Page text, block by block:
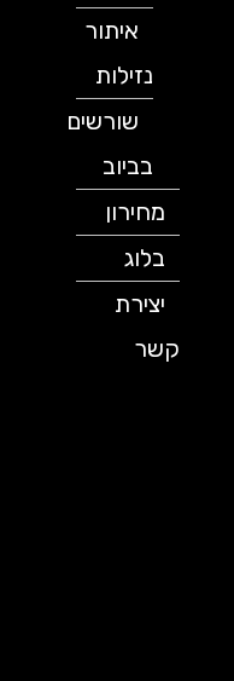
איתור
נזילות
שורשים
בביוב
מחירון
יצירת
קשר